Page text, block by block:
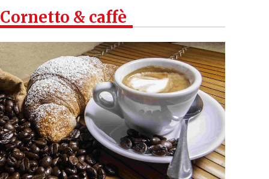
Cornetto & caffè